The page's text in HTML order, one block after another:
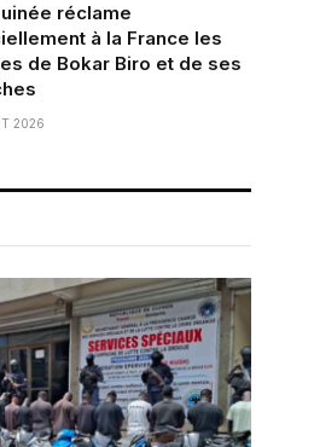
réclame
à la France les
de Bokar Biro et de ses
2026